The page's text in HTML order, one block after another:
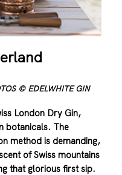
© EDELWHITE GIN
London Dry Gin,
botanicals. The
method is demanding,
of Swiss mountains
that glorious first sip.